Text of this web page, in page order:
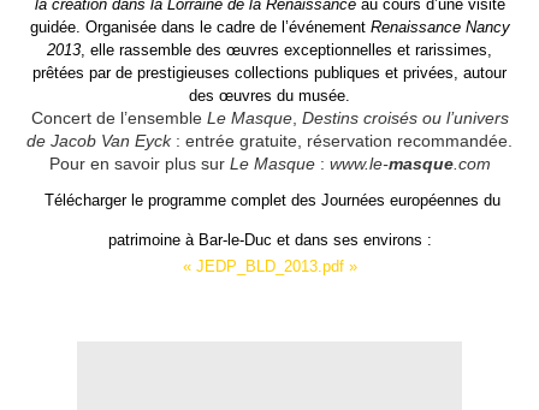
la création dans la Lorraine de la Renaissanceau cours d’une visite
guidée. Organisée dans le cadre de l’événement Renaissance Nancy
2013 , elle rassemble des œuvres exceptionnelles et rarissimes,
prêtées par de prestigieuses collections publiques et privées, autour
des œuvres du musée.
Concert de l’ensemble Le Masque, Destins croisés ou l’univers
de Jacob Van Eyck: entrée gratuite, réservation recommandée.
Pour en savoir plus sur Le Masque: www.le-masque.com
Télécharger le programme complet des Journées européennes du
patrimoine à Bar-le-Duc et dans ses environs :
« JEDP_BLD_2013.pdf »